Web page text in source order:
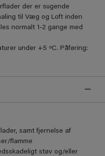
der er sugende
til Væg og Loft inden
normalt 1-2 gange med
under +5 ºC. Påføring:
samt fjernelse af
flamme
støv og/eller